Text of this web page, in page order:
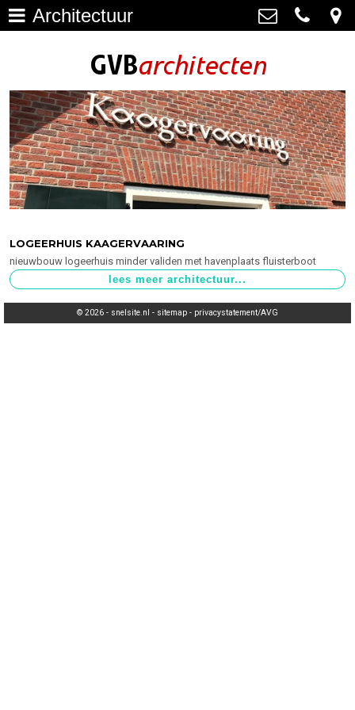
Bouwhistorie >
Onderhoud >
impressie oudere projecten >
Actueel >
Contact >
GVB architecten
Haagweg 4-G3, 2311 AA Leiden
info@gvbarchitecten.nl
Architectuur
LOGEERHUIS KAAGERVAARING
nieuwbouw logeerhuis minder validen met havenplaats fluisterboot
© 2026 - snelsite.nl - sitemap - privacystatement/AVG